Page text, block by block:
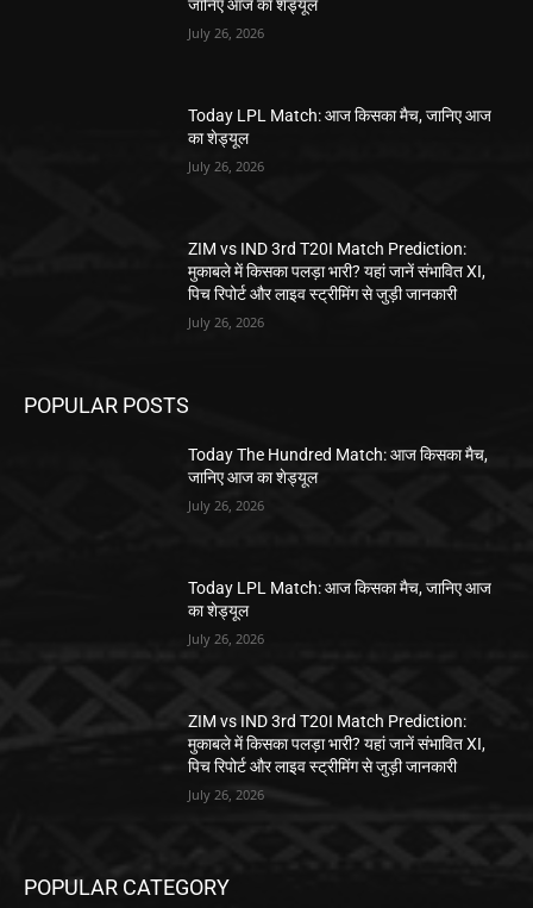
जानिए आज का शेड्यूल
July 26, 2026
Today LPL Match: आज किसका मैच, जानिए आज
का शेड्यूल
July 26, 2026
ZIM vs IND 3rd T20I Match Prediction:
मुकाबले में किसका पलड़ा भारी? यहां जानें संभावित XI,
पिच रिपोर्ट और लाइव स्ट्रीमिंग से जुड़ी जानकारी
July 26, 2026
POPULAR POSTS
Today The Hundred Match: आज किसका मैच,
जानिए आज का शेड्यूल
July 26, 2026
Today LPL Match: आज किसका मैच, जानिए आज
का शेड्यूल
July 26, 2026
ZIM vs IND 3rd T20I Match Prediction:
मुकाबले में किसका पलड़ा भारी? यहां जानें संभावित XI,
पिच रिपोर्ट और लाइव स्ट्रीमिंग से जुड़ी जानकारी
July 26, 2026
POPULAR CATEGORY